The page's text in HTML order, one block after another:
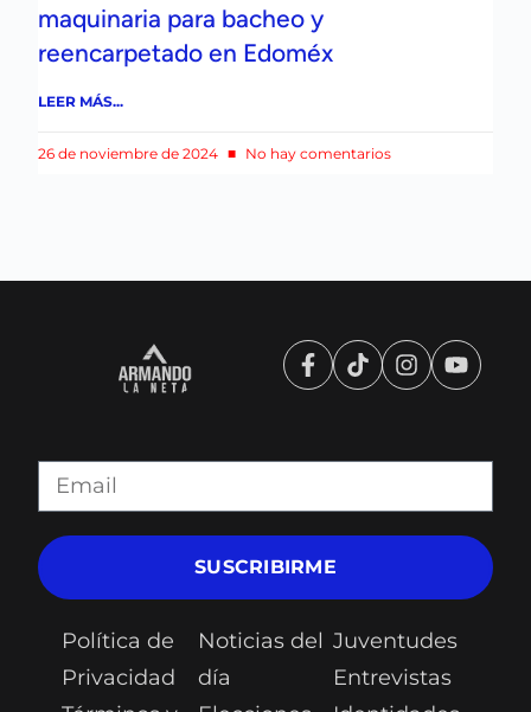
maquinaria para bacheo y
reencarpetado en Edoméx
LEER MÁS...
26 de noviembre de 2024 No hay comentarios
SUSCRIBIRME
Política de
Privacidad
Noticias del
día
Juventudes
Entrevistas